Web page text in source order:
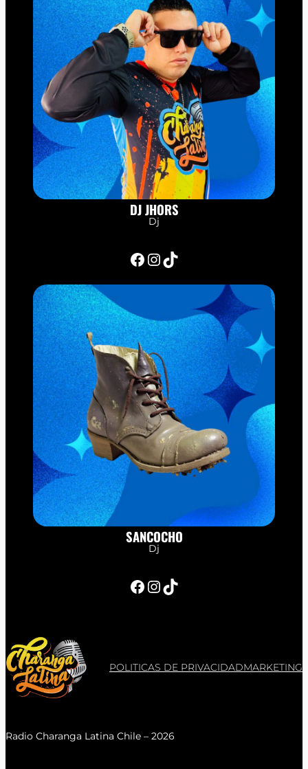
DJ JHORS
Dj
Facebook InstagramTikTok
SANCOCHO
Dj
Facebook InstagramTikTok
POLITICAS DE PRIVACIDADMARKETING
Radio Charanga Latina Chile – 2026